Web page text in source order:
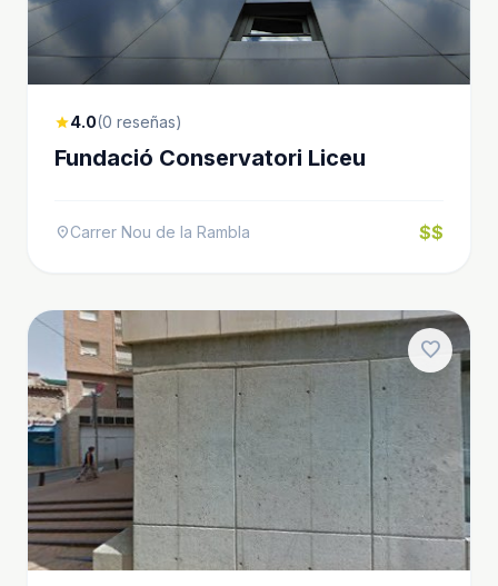
star4.0(0 reseñas)
Fundació Conservatori Liceu
location_onCarrer Nou de la Rambla $$
favorite